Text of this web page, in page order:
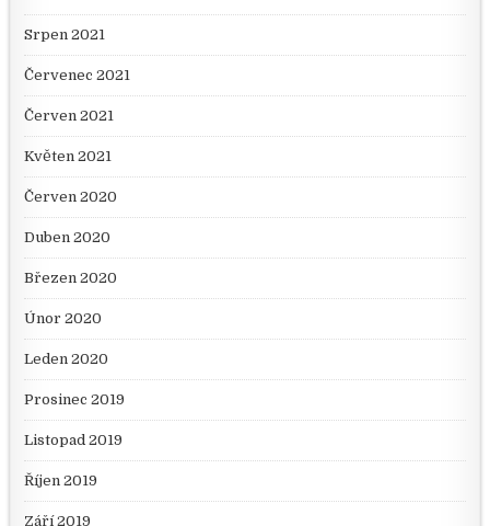
Srpen 2021
Červenec 2021
Červen 2021
Květen 2021
Červen 2020
Duben 2020
Březen 2020
Únor 2020
Leden 2020
Prosinec 2019
Listopad 2019
Říjen 2019
Září 2019